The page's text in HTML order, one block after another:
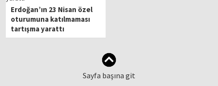
Erdoğan’ın 23 Nisan özel
oturumuna katılmaması
tartışma yarattı
Sayfa başına git